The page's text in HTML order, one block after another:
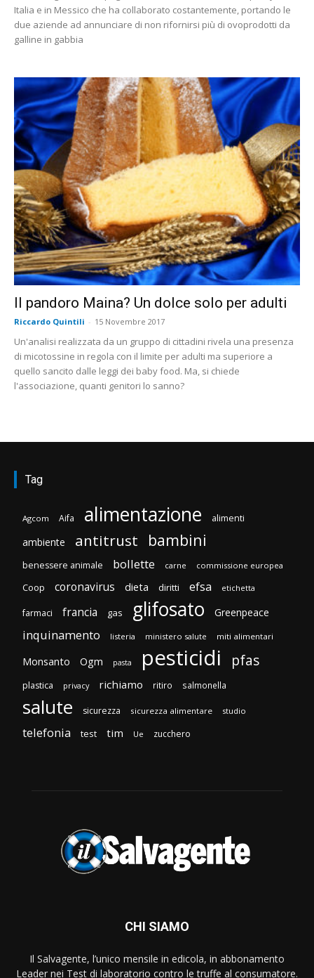
Italia e in Messico che ha collaborato costantemente, portando le
due aziende ad annunciare di non rifornirsi più di ovoprodotti da
galline in gabbia
Il pandoro Maina? Un dolce solo per adulti
Riccardo Quintili - 15 Novembre 2017
Un'analisi realizzata da un gruppo di cittadini rivela una presenza
di micotossine in regola con il limite per adulti ma superiore a
quello sancito dalle leggi dei baby food. Ma, si chiede
l'associazione, quanti genitori lo sanno?
Tag
Agcom Aifa alimentazione alimenti
ambiente antitrust bambini
benessere animale bollette carne commissione europea
Coop coronavirus dieta diritti efsa etichetta
farmaci francia gas glifosato Greenpeace
inquinamento listeria ministero salute miti alimentari
Monsanto Ogm pasta pesticidi pfas
plastica privacy richiamo ritiro salmonella
salute sicurezza sicurezza alimentare studio
telefonia test tim Ue zucchero
CHI SIAMO
Il Salvagente, l’unico mensile in edicola, in abbonamento
Leader nei Test di laboratorio contro le truffe al consumatore.